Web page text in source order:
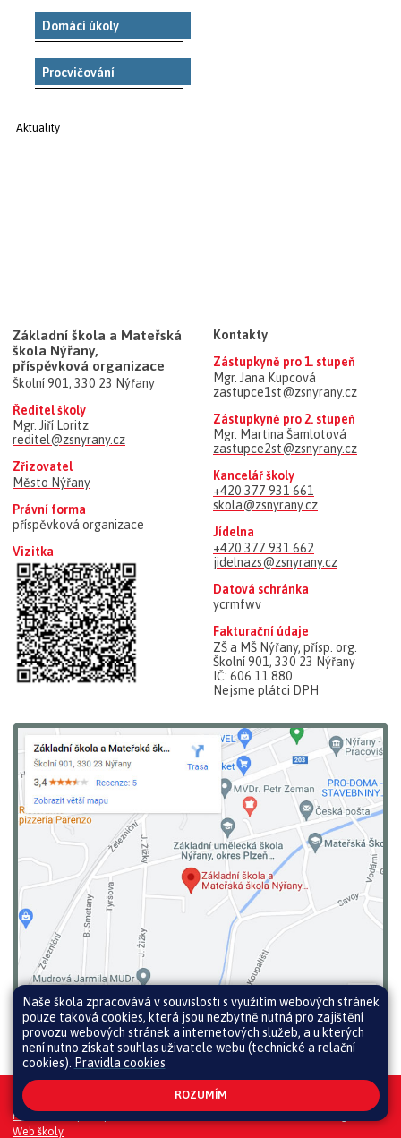
Domácí úkoly
Procvičování
Aktuality
Základní škola a Mateřská
škola Nýřany,
příspěvková organizace
Školní 901, 330 23 Nýřany
Ředitel školy
Mgr. Jiří Loritz
reditel@zsnyrany.cz
Zřizovatel
Město Nýřany
Právní forma
příspěvková organizace
Vizitka
Kontakty
Zástupkyně pro 1. stupeň
Mgr. Jana Kupcová
zastupce1st@zsnyrany.cz
Zástupkyně pro 2. stupeň
Mgr. Martina Šamlotová
zastupce2st@zsnyrany.cz
Kancelář školy
+420 377 931 661
skola@zsnyrany.cz
Jídelna
+420 377 931 662
jidelnazs@zsnyrany.cz
Datová schránka
ycrmfwv
Fakturační údaje
ZŠ a MŠ Nýřany, přísp. org.
Školní 901, 330 23 Nýřany
IČ: 606 11 880
Nejsme plátci DPH
Všechna práva vyhrazena. Copyright © 2026 |
Prohlášení o přístupnosti|Pravidla COOKIES|GDPR|Whistleblowing
Web školy
Naše škola zpracovává v souvislosti s využitím webových stránek
pouze taková cookies, která jsou nezbytně nutná pro zajištění
provozu webových stránek a internetových služeb, a u kterých
není nutno získat souhlas uživatele webu (technické a relační
cookies). Pravidla cookies
ROZUMÍM